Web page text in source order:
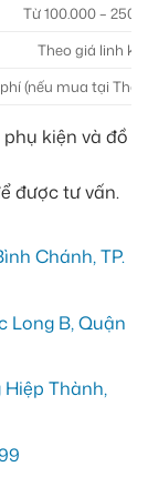
Từ 100.000 –
Theo giá linh
(nếu mua tại
được tư vấn.
Chánh, TP.
Long B, Quận
Hiệp Thành,